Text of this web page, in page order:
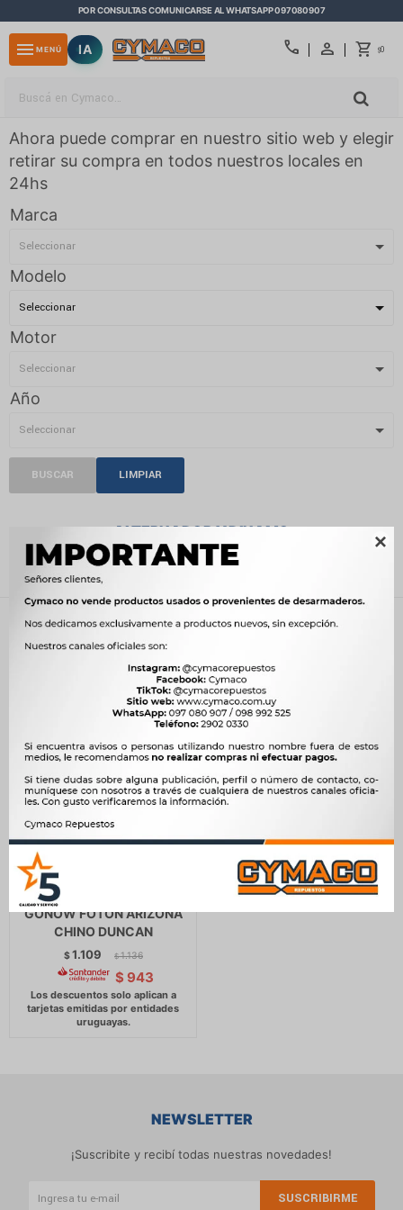

POR CONSULTAS COMUNICARSE AL WHATSAPP 097080907
call $0
menu MENÚ IA
Ahora puede comprar en nuestro sitio web y elegir
retirar su compra en todos nuestros locales en
24hs
Marca
Modelo
Motor
Año
BUSCAR LIMPIAR
ALTERNADOR Y DINAMO
Filtrando por: Alternador y Dinamo Compatibilidad:KINGSTAR
Quitar filtros
REGULADOR VOLTAJE -
MITSUBISHI JMC 1021
GONOW FOTON ARIZONA
CHINO DUNCAN
$1.109 $ 1.136
$ 943
NEWSLETTER
¡Suscribite y recibí todas nuestras novedades!
SUSCRIBIRME
close